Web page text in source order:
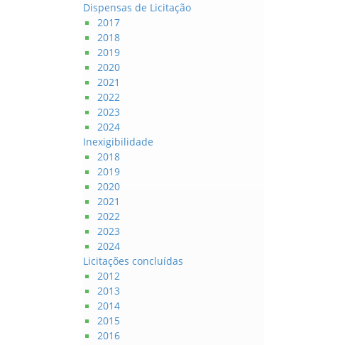
Dispensas de Licitação
2017
2018
2019
2020
2021
2022
2023
2024
Inexigibilidade
2018
2019
2020
2021
2022
2023
2024
Licitações concluídas
2012
2013
2014
2015
2016